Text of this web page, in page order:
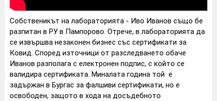
Собственикът на лабораторията - Иво Иванов също бе
разпитан в РУ в Пампорово. Отрече, в лабораторията да
се извършва незаконен бизнес със сертификати за
Ковид. Според източници от разследването обаче
Иванов разполага с електронен подпис, с който се
валидира сертификата. Миналата година той е
задържан в Бургас за фалшиви сертификати, но е
освободен, защото в хода на досъдебното